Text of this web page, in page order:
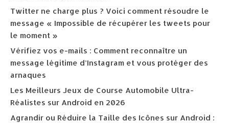
Twitter ne charge plus ? Voici comment résoudre le
message « Impossible de récupérer les tweets pour
le moment »
Vérifiez vos e-mails : Comment reconnaître un
message légitime d’Instagram et vous protéger des
arnaques
Les Meilleurs Jeux de Course Automobile Ultra-
Réalistes sur Android en 2026
Agrandir ou Réduire la Taille des Icônes sur Android :